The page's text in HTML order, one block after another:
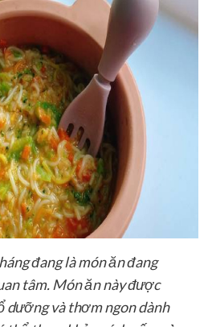
đang là món ăn đang
tâm. Món ăn này được
dưỡng và thơm ngon dành